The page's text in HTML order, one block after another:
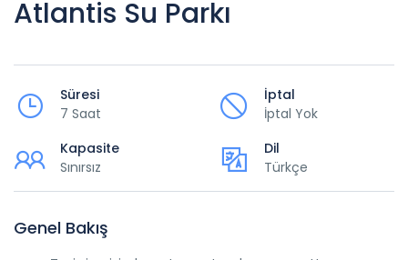
Atlantis Su Parkı
Süresi
7 Saat
İptal
İptal Yok
Kapasite
Sınırsız
Dil
Türkçe
Genel Bakış